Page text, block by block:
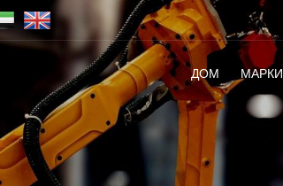
ДОМ МАРКИ